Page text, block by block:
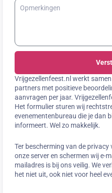
Vrijgezellenfeest.nl werkt
partners met positieve
aanvragen per jaar.
Het formulier sturen wij
evenementenbureau die je dan
informeert. Wel zo makkelijk.
Ter bescherming van de
onze server en schermen wij e-
mailadres is bij ons veilig. We
het niet uit, ook niet voor heel